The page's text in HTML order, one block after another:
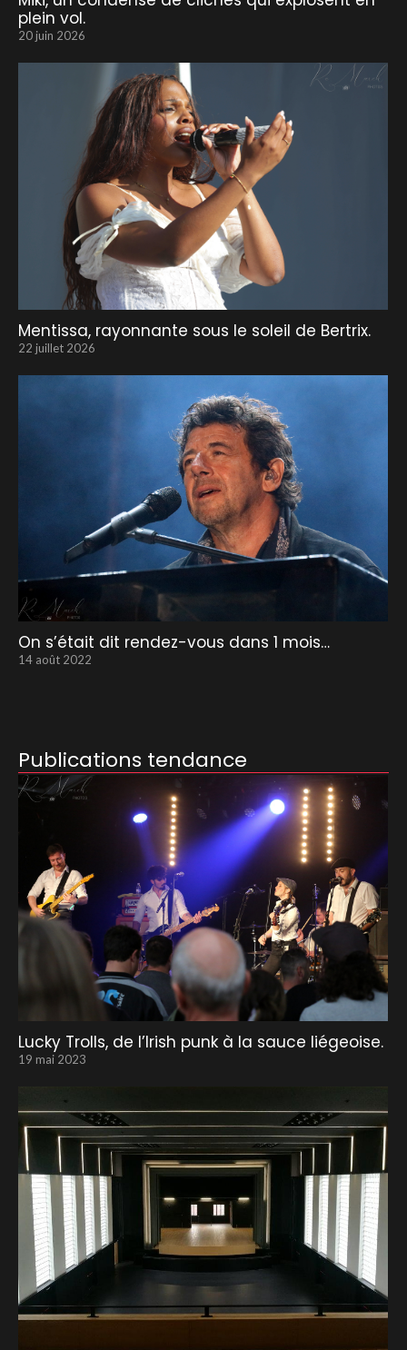
plein vol.
20 juin 2026
Mentissa, rayonnante sous le soleil de Bertrix.
22 juillet 2026
On s’était dit rendez-vous dans 1 mois…
14 août 2022
Publications tendance
Lucky Trolls, de l’Irish punk à la sauce liégeoise.
19 mai 2023